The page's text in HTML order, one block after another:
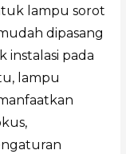
lampu sorot
dipasang
instalasi pada
lampu